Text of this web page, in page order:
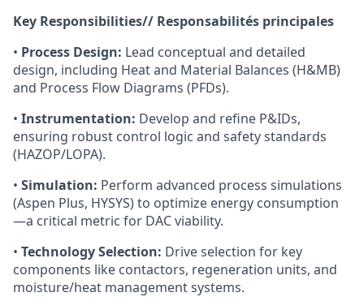
Key Responsibilities// Responsabilités principales
• Process Design: Lead conceptual and detailed
design, including Heat and Material Balances (H&MB)
and Process Flow Diagrams (PFDs).
• Instrumentation: Develop and refine P&IDs,
ensuring robust control logic and safety standards
(HAZOP/LOPA).
• Simulation: Perform advanced process simulations
(Aspen Plus, HYSYS) to optimize energy consumption
—a critical metric for DAC viability.
• Technology Selection: Drive selection for key
components like contactors, regeneration units, and
moisture/heat management systems.